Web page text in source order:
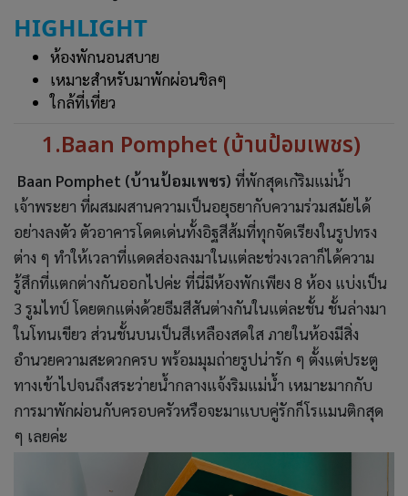
HIGHLIGHT
ห้องพักนอนสบาย
เหมาะสำหรับมาพักผ่อนชิลๆ
ใกล้ที่เที่ยว
1.Baan Pomphet (บ้านป้อมเพชร)
Baan Pomphet (บ้านป้อมเพชร) ที่พักสุดเก๋ริมแม่น้ำ
เจ้าพระยา ที่ผสมผสานความเป็นอยุธยากับความร่วมสมัยได้
อย่างลงตัว ตัวอาคารโดดเด่นทั้งอิฐสีส้มที่ทุกจัดเรียงในรูปทรง
ต่าง ๆ ทำให้เวลาที่แดดส่องลงมาในแต่ละช่วงเวลาก็ได้ความ
รู้สึกที่แตกต่างกันออกไปค่ะ ที่นี่มีห้องพักเพียง 8 ห้อง แบ่งเป็น
3 รูมไทป์ โดยตกแต่งด้วยธีมสีสันต่างกันในแต่ละชั้น ชั้นล่างมา
ในโทนเขียว ส่วนชั้นบนเป็นสีเหลืองสดใส ภายในห้องมีสิ่ง
อำนวยความสะดวกครบ พร้อมมุมถ่ายรูปน่ารัก ๆ ตั้งแต่ประตู
ทางเข้าไปจนถึงสระว่ายน้ำกลางแจ้งริมแม่น้ำ เหมาะมากกับ
การมาพักผ่อนกับครอบครัวหรือจะมาแบบคู่รักก็โรแมนติกสุด
ๆ เลยค่ะ